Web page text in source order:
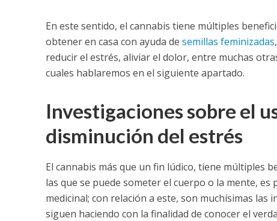
En este sentido, el cannabis tiene múltiples
obtener en casa con ayuda de semillas feminizadas
reducir el estrés, aliviar el dolor, entre muchas
cuales hablaremos en el siguiente apartado.
Investigaciones sobre el
disminución del estrés
El cannabis más que un fin lúdico, tiene múltiples
las que se puede someter el cuerpo o la mente,
medicinal; con relación a este, son muchísimas
siguen haciendo con la finalidad de conocer el